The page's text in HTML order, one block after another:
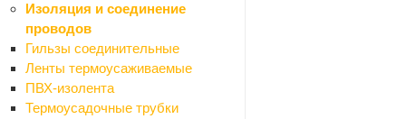
Изоляция и соединение
проводов
Гильзы соединительные
Ленты термоусаживаемые
ПВХ-изолента
Термоусадочные трубки
Назад
Санфаянс
Биде
Крышки (сиденья) на унитаз
Писсуары
Раковины, умывальники